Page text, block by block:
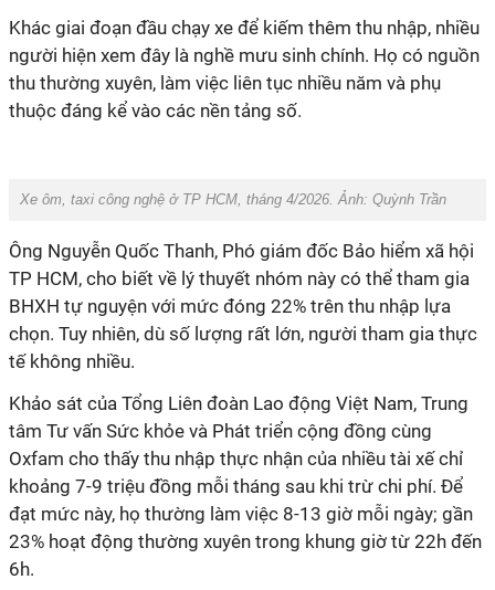
Khác giai đoạn đầu chạy xe để kiếm thêm thu nhập, nhiều
người hiện xem đây là nghề mưu sinh chính. Họ có nguồn
thu thường xuyên, làm việc liên tục nhiều năm và phụ
thuộc đáng kể vào các nền tảng số.
Xe ôm, taxi công nghệ ở TP HCM, tháng 4/2026. Ảnh: Quỳnh Trần
Ông Nguyễn Quốc Thanh, Phó giám đốc Bảo hiểm xã hội
TP HCM, cho biết về lý thuyết nhóm này có thể tham gia
BHXH tự nguyện với mức đóng 22% trên thu nhập lựa
chọn. Tuy nhiên, dù số lượng rất lớn, người tham gia thực
tế không nhiều.
Khảo sát của Tổng Liên đoàn Lao động Việt Nam, Trung
tâm Tư vấn Sức khỏe và Phát triển cộng đồng cùng
Oxfam cho thấy thu nhập thực nhận của nhiều tài xế chỉ
khoảng 7-9 triệu đồng mỗi tháng sau khi trừ chi phí. Để
đạt mức này, họ thường làm việc 8-13 giờ mỗi ngày; gần
23% hoạt động thường xuyên trong khung giờ từ 22h đến
6h.